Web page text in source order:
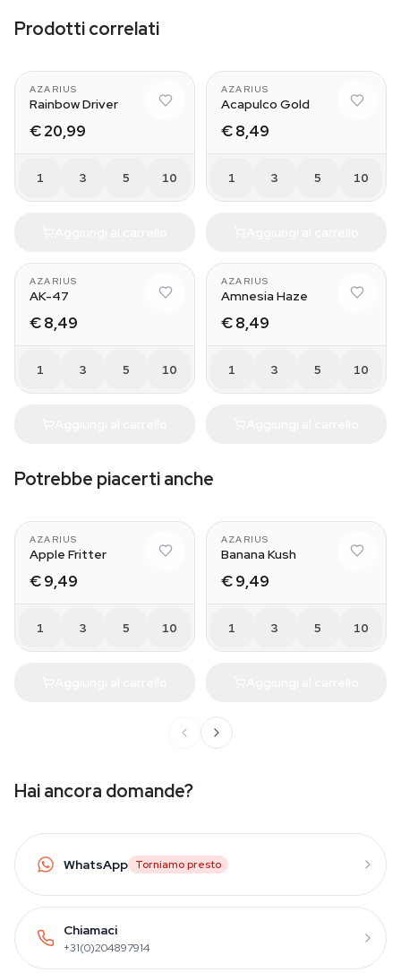
Prodotti correlati
AZARIUS
Rainbow Driver
€ 20,99
1 3 5 10
AZARIUS
Acapulco Gold
€ 8,49
1 3 5 10
AZARIUS
AK-47
€ 8,49
1 3 5 10
AZARIUS
Amnesia Haze
€ 8,49
1 3 5 10
Potrebbe piacerti anche
AZARIUS
Apple Fritter
€ 9,49
1 3 5 10
AZARIUS
Banana Kush
€ 9,49
1 3 5 10
Hai ancora domande?
WhatsApp Torniamo presto
Chiamaci
+31(0)204897914